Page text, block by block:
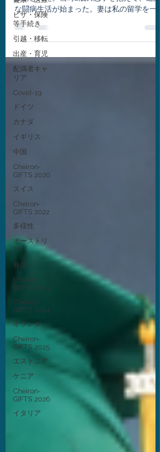
ビザ・保険
等手続き
引越・移転
出産・育児
配偶者キャ
リア
Covid-19
ドイツ
カナダ
イギリス
中国
Cheiron-
GIFTS 2020
スイス
Cheiron-
GIFTS 2022
多様性
オーストリ
ア
発信
Cheiron-
GIFTS 2023
Cheiron-
GIFTS 2024
オランダ
Cheiron-
GIFTS 2025
エストニア
ケニア
Cheiron-
GIFTS 2026
イタリア
な闘病生活が始まった。妻は私の留学を一緒
に応援したいと切望し、主治医との合意の
元、日本での通院を3か月に1度約束したが、
COVID-19の流行により帰国が困難となり、
現地での治療を受けざるを得な...